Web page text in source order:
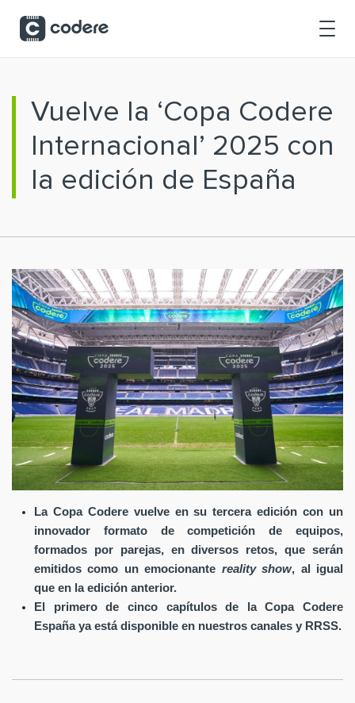
Vuelve la ‘Copa Codere
Internacional’ 2025 con
la edición de España
La Copa Codere vuelve en su tercera edición con un
innovador formato de competición de equipos,
formados por parejas, en diversos retos, que serán
emitidos como un emocionante reality show, al igual
que en la edición anterior.
El primero de cinco capítulos de la Copa Codere
España ya está disponible en nuestros canales y RRSS.